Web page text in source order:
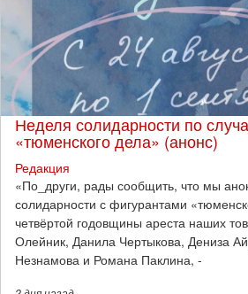
Неделя солидарности по
«тюменского дела» (анонс)
Редакция
​«По_други, рады сообщить, что мы
солидарности с фигурантами
четвёртой годовщины ареста наших
Олейник, Данила Чертыкова, Дениза
Незнамова и Романа Паклина, -